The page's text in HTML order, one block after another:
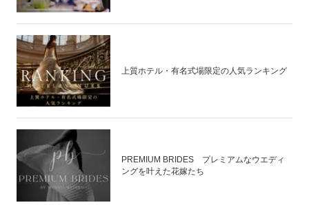
上質ホテル・有名式場限定の人気ランキング
PREMIUM BRIDES プレミアムなウエディ
ングを叶えた花嫁たち